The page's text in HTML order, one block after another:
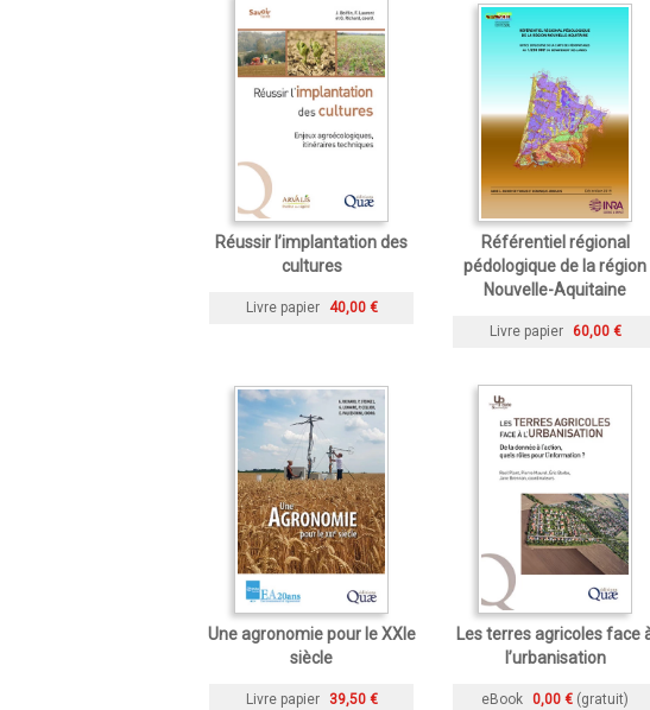
Réussir l’implantation des
cultures
Livre papier 40,00 €
Référentiel régional
pédologique de la région
Nouvelle-Aquitaine
Livre papier 60,00 €
Une agronomie pour le XXIe
siècle
Livre papier 39,50 €
Les terres agricoles face
l’urbanisation
eBook 0,00 € (gratuit)